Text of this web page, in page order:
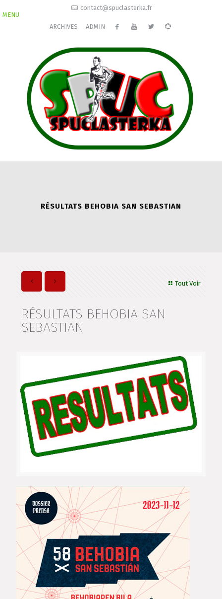
contact@spuclasterka.fr
ARCHIVES ADMIN
MENU
RÉSULTATS BEHOBIA SAN SEBASTIAN
Tout Voir
RÉSULTATS BEHOBIA SAN
SEBASTIAN